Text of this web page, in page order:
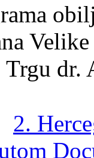
Trgu dr.